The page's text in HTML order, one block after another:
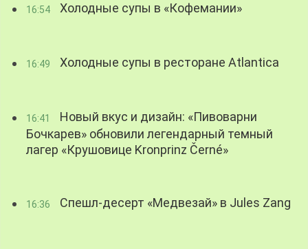
16:54 Холодные супы в «Кофемании»
16:49 Холодные супы в ресторане Atlantica
16:41
Новый вкус и дизайн: «Пивоварни
Бочкарев» обновили легендарный темный
лагер «Крушовице Kronprinz Černé»
16:36 Спешл-десерт «Медвезай» в Jules Zang